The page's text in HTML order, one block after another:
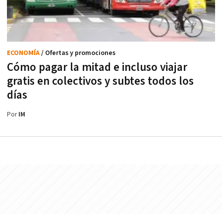
Cómo pagar la mitad e incluso viajar
gratis en colectivos y subtes todos los
días
ECONOMÍA/ Ofertas y promociones
PorIM